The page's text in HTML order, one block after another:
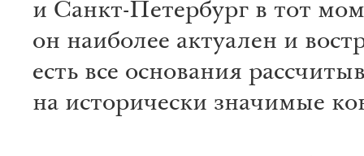
и Санкт-Петербург в тот
он наиболее актуален и
есть все основания
на исторически значимые